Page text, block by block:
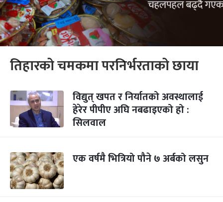
तिहारको चमकमा परनिर्भरताको छाया
विद्युत् खपत र निर्यातको अवस्थालाई
हेरेर पीपीए अघि नबढाइएको हो :
सिलवाल
एक वर्षमै भित्रियो पौने ७ अर्बको लसुन